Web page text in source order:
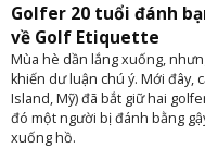
Golfer 20 tuổi đánh
về Golf Etiquette
Mùa hè dần lắng xuống,
khiến dư luận chú ý. Mới đây,
Island, Mỹ) đã bắt giữ hai
đó một người bị đánh bằng
xuống hồ.